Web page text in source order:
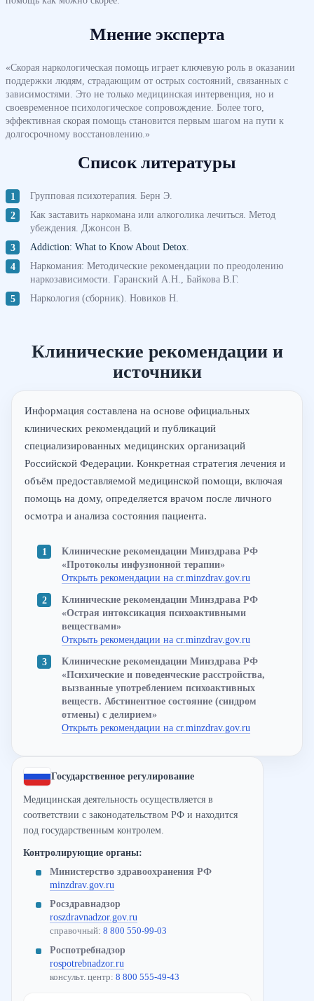
Мнение эксперта
«Скорая наркологическая помощь играет ключевую роль в оказании
поддержки людям, страдающим от острых состояний, связанных с
зависимостями. Это не только медицинская интервенция, но и
своевременное психологическое сопровождение. Более того,
эффективная скорая помощь становится первым шагом на пути к
долгосрочному восстановлению.»
Список литературы
Групповая психотерапия. Берн Э.
Как заставить наркомана или алкоголика лечиться. Метод
убеждения. Джонсон В.
Addiction: What to Know About Detox
Наркомания: Методические рекомендации по преодолению
наркозависимости. Гаранский А.Н., Байкова В.Г.
Наркология (сборник). Новиков Н.
Клинические рекомендации и
источники
Информация составлена на основе официальных
клинических рекомендаций и публикаций
специализированных медицинских организаций
Российской Федерации. Конкретная стратегия лечения и
объём предоставляемой медицинской помощи, включая
помощь на дому, определяется врачом после личного
осмотра и анализа состояния пациента.
Клинические рекомендации Минздрава РФ
«Протоколы инфузионной терапии»
Открыть рекомендации на cr.minzdrav.gov.ru
Клинические рекомендации Минздрава РФ
«Острая интоксикация психоактивными
веществами»
Открыть рекомендации на cr.minzdrav.gov.ru
Клинические рекомендации Минздрава РФ
«Психические и поведенческие расстройства,
вызванные употреблением психоактивных
веществ. Абстинентное состояние (синдром
отмены) с делирием»
Открыть рекомендации на cr.minzdrav.gov.ru
Государственное регулирование
Медицинская деятельность осуществляется в
соответствии с законодательством РФ и находится
под государственным контролем.
Контролирующие органы:
Министерство здравоохранения РФ
minzdrav.gov.ru
Росздравнадзор
roszdravnadzor.gov.ru
справочный: 8 800 550-99-03
Роспотребнадзор
rospotrebnadzor.ru
консульт. центр: 8 800 555-49-43